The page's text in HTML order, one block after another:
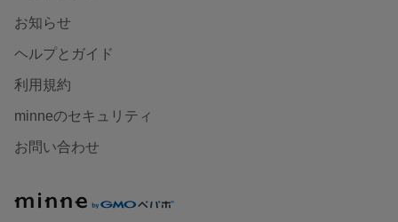
お知らせ
ヘルプとガイド
利用規約
minneのセキュリティ
お問い合わせ